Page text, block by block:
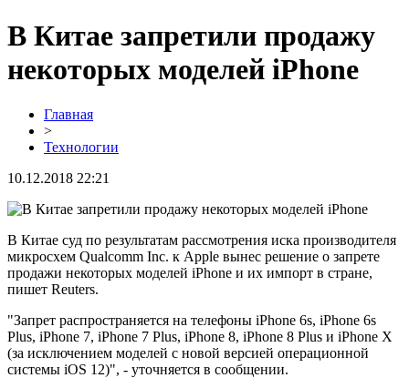
В Китае запретили продажу
некоторых моделей iPhone
Главная
>
Технологии
10.12.2018 22:21
В Китае суд по результатам рассмотрения иска производителя
микросхем Qualcomm Inc. к Apple вынес решение о запрете
продажи некоторых моделей iPhone и их импорт в стране,
пишет Reuters.
"Запрет распространяется на телефоны iPhone 6s, iPhone 6s
Plus, iPhone 7, iPhone 7 Plus, iPhone 8, iPhone 8 Plus и iPhone X
(за исключением моделей с новой версией операционной
системы iOS 12)", - уточняется в сообщении.